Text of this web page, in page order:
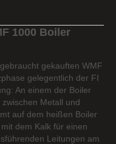
1000 Boiler
gekauften WMF
gelegentlich der FI
An einem der Boiler
Metall und
auf dem heißen Boiler
dem Kalk für einen
Leitungen am